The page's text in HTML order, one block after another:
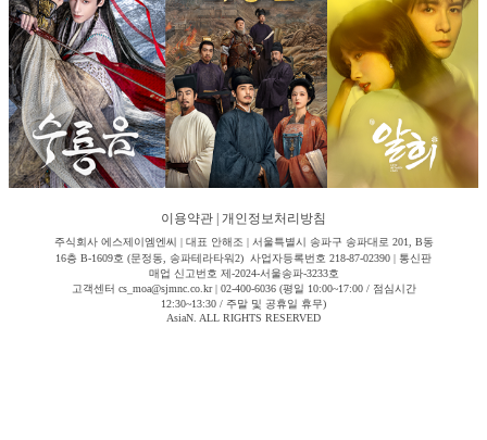
이용약관 개인정보처리방침
주식회사 에스제이엠엔씨 | 대표 안해조 | 서울특별시 송파구 송파대로 201, B동
16층 B-1609호 (문정동, 송파테라타워2) 사업자등록번호 218-87-02390 | 통신판
매업 신고번호 제-2024-서울송파-3233호
고객센터 cs_moa@sjmnc.co.kr | 02-400-6036 (평일 10:00~17:00 / 점심시간
12:30~13:30 / 주말 및 공휴일 휴무)
AsiaN. ALL RIGHTS RESERVED